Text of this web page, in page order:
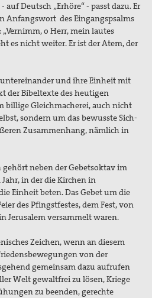
auf Deutsch „Erhöre“ - passt dazu. Er
Anfangswort des Eingangspsalms
„Vernimm, o Herr, mein lautes
es nicht weiter. Er ist der Atem, der
und ihre Einheit mit
der Bibeltexte des heutigen
billige Gleichmacherei, auch nicht
sondern um das bewusste Sich-
Zusammenhang, nämlich in
neben der Gebetsoktav im
in der die Kirchen in
Einheit beten. Das Gebet um die
des Pfingstfestes, dem Fest, von
in Jerusalem versammelt waren.
Zeichen, wenn an diesem
von der
gemeinsam dazu aufrufen
Welt gewaltfrei zu lösen, Kriege
zu beenden, gerechte